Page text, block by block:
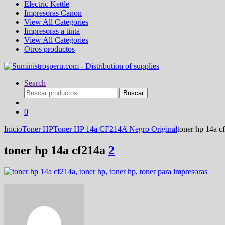
Electric Kettle
Impresoras Canon
View All Categories
Impresoras a tinta
View All Categories
Otros productos
Search
Buscar
por:
Buscar
0
InicioToner HPToner HP 14a CF214A Negro Originaltoner hp 14a
toner hp 14a cf214a 2